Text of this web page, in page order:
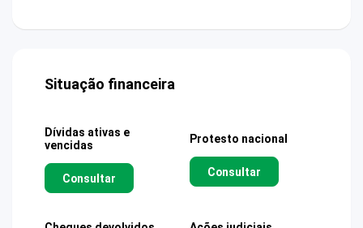
Situação financeira
Dívidas ativas e
vencidas
Consultar
Protesto nacional
Consultar